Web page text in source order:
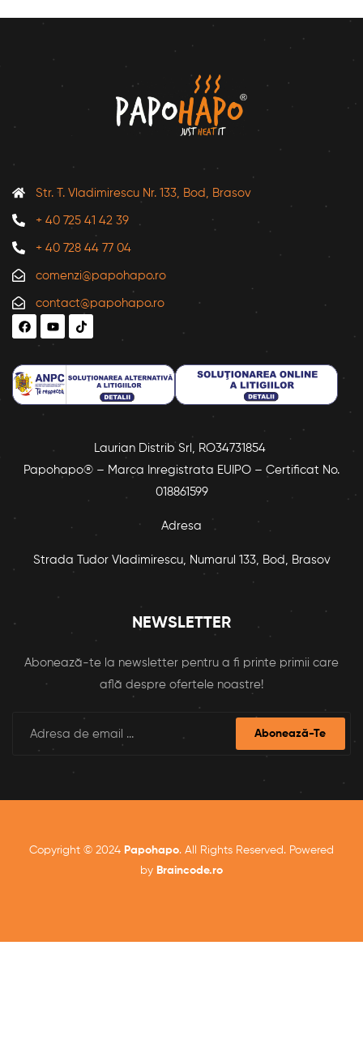
Str. T. Vladimirescu Nr. 133, Bod, Brasov
+ 40 725 41 42 39
+ 40 728 44 77 04
comenzi@papohapo.ro
contact@papohapo.ro
Laurian Distrib Srl, RO34731854
Papohapo® – Marca Inregistrata EUIPO – Certificat No.
018861599
Adresa
Strada Tudor Vladimirescu, Numarul 133, Bod, Brasov
NEWSLETTER
Abonează-te la newsletter pentru a fi printe primii care
află despre ofertele noastre!
Abonează-Te
Copyright © 2024 Papohapo. All Rights Reserved. Powered
by Braincode.ro